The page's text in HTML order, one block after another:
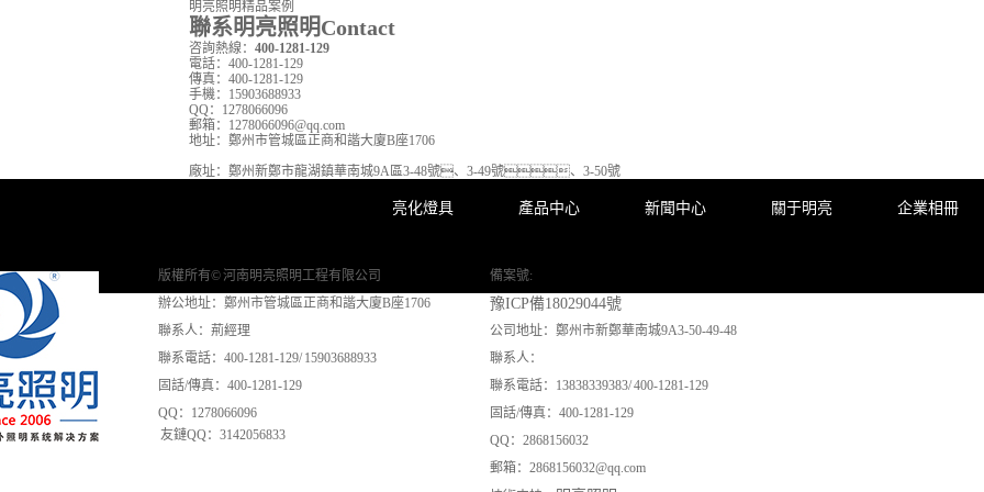
明亮照明精品案例
聯系明亮照明Contact
咨詢熱線： 400-1281-129
電話： 400-1281-129
傳真： 400-1281-129
手機： 15903688933
QQ： 1278066096
郵箱： 1278066096@qq.com
地址： 鄭州市管城區正商和諧大廈B座1706
廠址： 鄭州新鄭市龍湖鎮華南城9A區3-48號、3-49號、3-50號
亮化燈具 產品中心 新聞中心 關于明亮 企業相冊
版權所有© 河南明亮照明工程有限公司
辦公地址：鄭州市管城區正商和諧大廈B座1706
聯系人：荊經理
聯系電話：400-1281-129/ 15903688933
固話/傳真：400-1281-129
QQ：1278066096
友鏈QQ：3142056833
備案號:
豫ICP備18029044號
公司地址：鄭州市新鄭華南城9A3-50-49-48
聯系人：
聯系電話：13838339383/ 400-1281-129
固話/傳真：400-1281-129
QQ：2868156032
郵箱：2868156032@qq.com